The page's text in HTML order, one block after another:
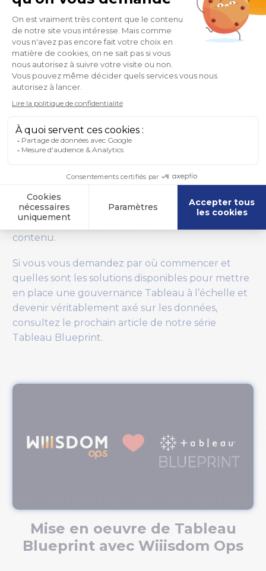
Prêt à mettre en place le Tableau
Blueprint ?
Pour que le Tableau Blueprint réussisse à amener
votre organisation dans l’ère data driven, chaque
élément de la méthodologie doit être mis en
utilisateurs doivent être formés et les informations
doivent être partagées et communiquées à
œuvre de la gouvernance à l’échelle est un
véritable défi. Vous avez besoin de solutions de
gouvernance agiles pour pouvoir répéter les
opérations, contrôler les résultats et certifier le
contenu.
Si vous vous demandez par où commencer et
quelles sont les solutions disponibles pour mettre
en place une gouvernance Tableau à l’échelle et
devenir véritablement axé sur les données,
consultez le prochain article de notre série
Tableau Blueprint.
Mise en oeuvre de Tableau
Blueprint avec Wiiisdom Ops